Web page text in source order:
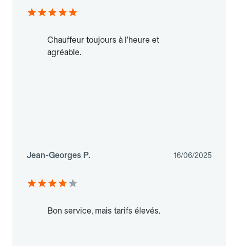
Chauffeur toujours à l'heure et
agréable.
Jean-Georges P. 16/06/2025
Bon service, mais tarifs élevés.